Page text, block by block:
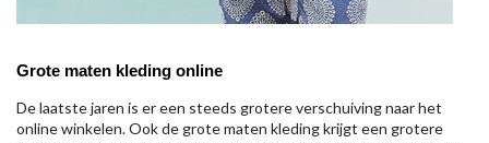
Grote maten kleding online
De laatste jaren is er een steeds grotere verschuiving naar het
online winkelen. Ook de grote maten kleding krijgt een grotere